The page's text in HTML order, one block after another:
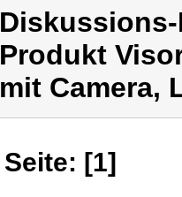
Produkt
mit Camera,
Seite: [1]